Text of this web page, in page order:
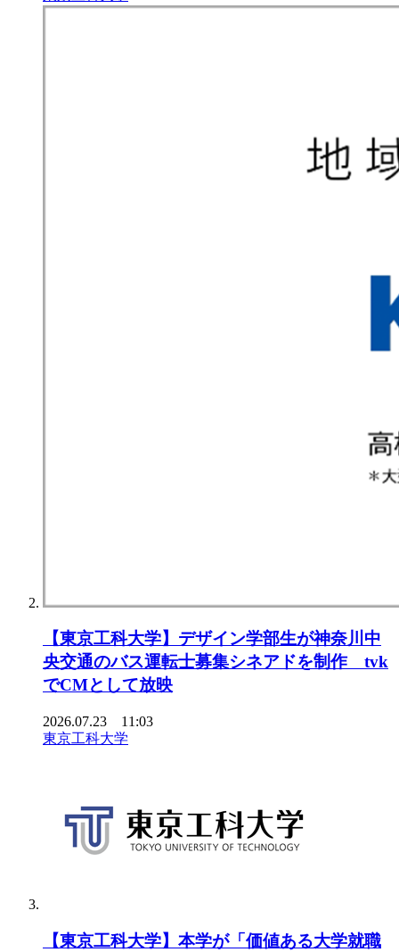
【東京⼯科⼤学】デザイン学部⽣が神奈川中
央交通のバス運転⼠募集シネアドを制作 tvk
でCMとして放映
2026.07.23 11:03
東京工科大学
【東京工科大学】本学が「価値ある大学就職